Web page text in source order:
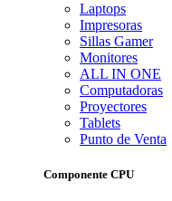
Laptops
Impresoras
Sillas Gamer
Monitores
ALL IN ONE
Computadoras
Proyectores
Tablets
Punto de Venta
Componente CPU